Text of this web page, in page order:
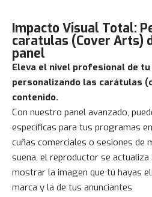
Impacto Visual Total:
caratulas (Cover Arts)
panel
Eleva el nivel profesional de
personalizando las carátulas
contenido.
Con nuestro panel avanzado,
específicas para tus programas
cuñas comerciales o sesiones de
suena, el reproductor se
mostrar la imagen que tú hayas
marca y la de tus anunciantes